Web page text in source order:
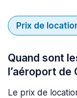
Prix de
Quand sont
l’aéroport de
Le prix de